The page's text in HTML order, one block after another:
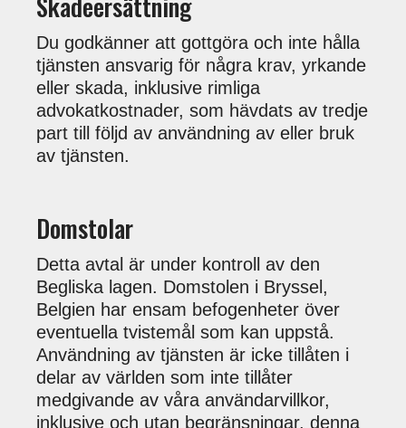
Du godkänner att gottgöra och inte hålla
tjänsten ansvarig för några krav, yrkande
eller skada, inklusive rimliga
advokatkostnader, som hävdats av tredje
part till följd av användning av eller bruk
av tjänsten.
Domstolar
Detta avtal är under kontroll av den
Begliska lagen. Domstolen i Bryssel,
Belgien har ensam befogenheter över
eventuella tvistemål som kan uppstå.
Användning av tjänsten är icke tillåten i
delar av världen som inte tillåter
medgivande av våra användarvillkor,
inklusive och utan begränsningar, denna